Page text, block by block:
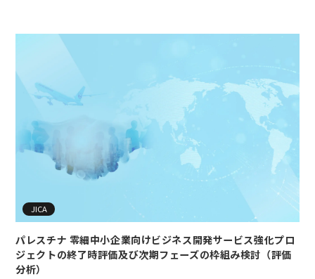
JICA
パレスチナ 零細中小企業向けビジネス開発サービス強化プロ
ジェクトの終了時評価及び次期フェーズの枠組み検討（評価
分析）